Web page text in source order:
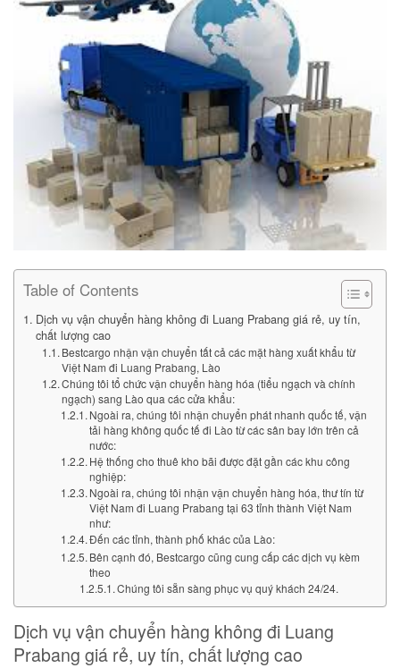
Table of Contents
Dịch vụ vận chuyển hàng không đi Luang Prabang giá rẻ, uy tín,
chất lượng cao
Bestcargo nhận vận chuyển tất cả các mặt hàng xuất khẩu từ
Việt Nam đi Luang Prabang, Lào
Chúng tôi tổ chức vận chuyển hàng hóa (tiểu ngạch và chính
ngạch) sang Lào qua các cửa khẩu:
Ngoài ra, chúng tôi nhận chuyển phát nhanh quốc tế, vận
tải hàng không quốc tế đi Lào từ các sân bay lớn trên cả
nước:
Hệ thống cho thuê kho bãi được đặt gần các khu công
nghiệp:
Ngoài ra, chúng tôi nhận vận chuyển hàng hóa, thư tín từ
Việt Nam đi Luang Prabang tại 63 tỉnh thành Việt Nam
như:
Đến các tỉnh, thành phố khác của Lào:
Bên cạnh đó, Bestcargo cũng cung cấp các dịch vụ kèm
theo
Chúng tôi sẵn sàng phục vụ quý khách 24/24.
Dịch vụ vận chuyển hàng không đi Luang
Prabang giá rẻ, uy tín, chất lượng cao